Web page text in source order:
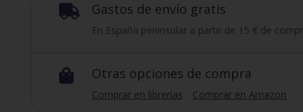
 Gastos de envío gratis
En España peninsular a partir de 15 € de
 Otras opciones de compra
Comprar en librerías Comprar en Amazon